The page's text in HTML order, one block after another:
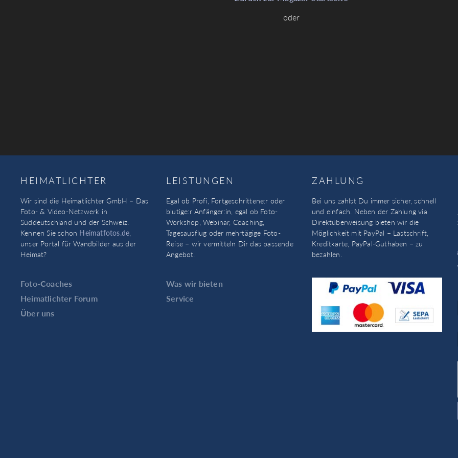
oder
HEIMATLICHTER
Wir sind die Heimatlichter GmbH – Das
Foto- & Video-Netzwerk in
Süddeutschland und der Schweiz.
Kennen Sie schon Heimatfotos.de,
unser Portal für Wandbilder aus der
Heimat?
Foto-Coaches
Heimatlichter Forum
Über uns
LEISTUNGEN
Egal ob Profi, Fortgeschrittene:r oder
blutige:r Anfänger:in, egal ob Foto-
Workshop, Webinar, Coaching,
Tagesausflug oder mehrtägige Foto-
Reise – wir vermitteln Dir das passende
Angebot.
Was wir bieten
Service
ZAHLUNG
Bei uns zahlst Du immer sicher, schnell
und einfach. Neben der Zahlung via
Direktüberweisung bieten wir die
Möglichkeit mit PayPal – Lastschrift,
Kreditkarte, PayPal-Guthaben – zu
bezahlen.
e
i